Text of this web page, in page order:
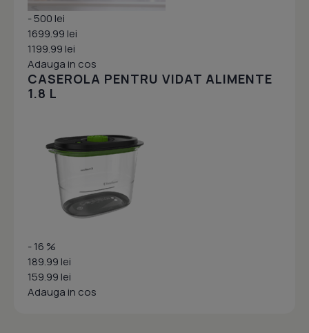
- 500 lei
1699.99 lei
1199.99 lei
Adauga in cos
CASEROLA PENTRU VIDAT ALIMENTE
1.8 L
- 16 %
189.99 lei
159.99 lei
Adauga in cos